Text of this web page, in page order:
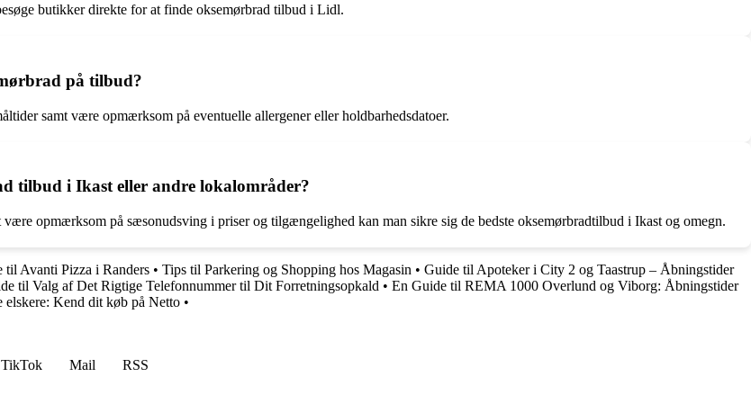
butikker direkte for at finde oksemørbrad tilbud i Lidl.
på tilbud?
samt være opmærksom på eventuelle allergener eller holdbarhedsdatoer.
tilbud i Ikast eller andre lokalområder?
opmærksom på sæsonudsving i priser og tilgængelighed kan man sikre sig de bedste oksemørbradtilbud i Ikast og omegn.
Avanti Pizza i Randers • Tips til Parkering og Shopping hos Magasin • Guide til Apoteker i City 2 og Taastrup – Åbningstider
til Valg af Det Rigtige Telefonnummer til Dit Forretningsopkald • En Guide til REMA 1000 Overlund og Viborg: Åbningstider
elskere: Kend dit køb på Netto •
TikTok Mail
RSS